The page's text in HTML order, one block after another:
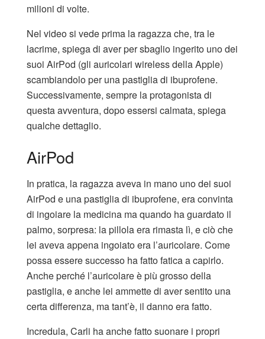
milioni di volte.
Nel video si vede prima la ragazza che, tra le
lacrime, spiega di aver per sbaglio ingerito uno dei
suoi AirPod (gli auricolari wireless della Apple)
scambiandolo per una pastiglia di ibuprofene.
Successivamente, sempre la protagonista di
questa avventura, dopo essersi calmata, spiega
qualche dettaglio.
AirPod
In pratica, la ragazza aveva in mano uno dei suoi
AirPod e una pastiglia di ibuprofene, era convinta
di ingoiare la medicina ma quando ha guardato il
palmo, sorpresa: la pillola era rimasta lì, e ciò che
lei aveva appena ingoiato era l’auricolare. Come
possa essere successo ha fatto fatica a capirlo.
Anche perché l’auricolare è più grosso della
pastiglia, e anche lei ammette di aver sentito una
certa differenza, ma tant’è, il danno era fatto.
Incredula, Carli ha anche fatto suonare i propri